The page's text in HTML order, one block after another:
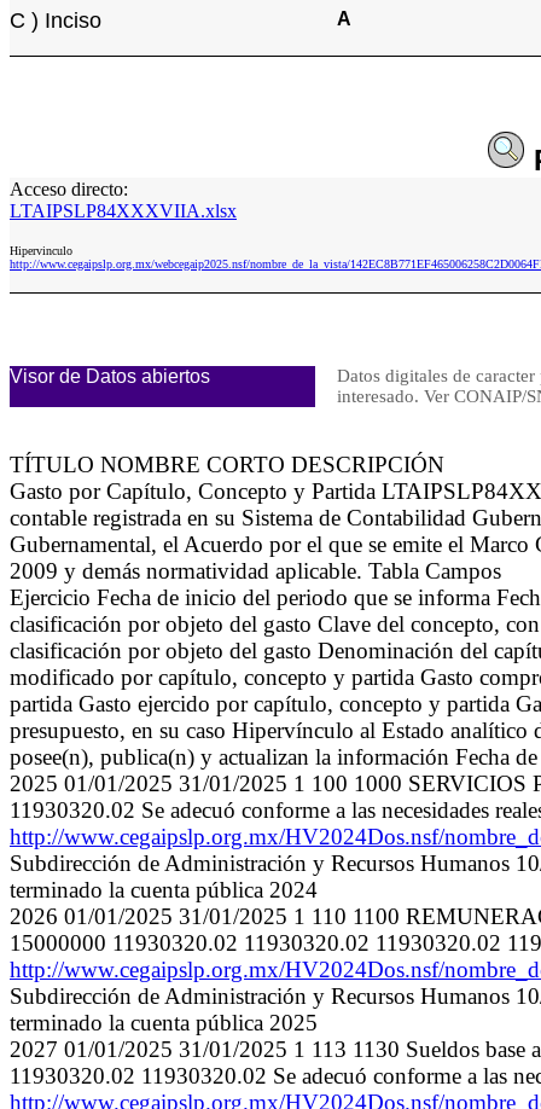
C ) Inciso A
Acceso directo:
LTAIPSLP84XXXVIIA.xlsx
Hipervinculo
http://www.cegaipslp.org.mx/webcegaip2025.nsf/nombre_de_la_vista/
Visor de Datos abiertos
Datos digitales de
interesado. Ver CONAIP/
TÍTULO NOMBRE CORTO DESCRIPCIÓN
Gasto por Capítulo, Concepto y Partida
contable registrada en su Sistema de Contabilidad
Gubernamental, el Acuerdo por el que se emite el
2009 y demás normatividad aplicable. Tabla Campos
Ejercicio Fecha de inicio del periodo que se informa
clasificación por objeto del gasto Clave del concepto,
clasificación por objeto del gasto Denominación del
modificado por capítulo, concepto y partida Gasto
partida Gasto ejercido por capítulo, concepto y partida
presupuesto, en su caso Hipervínculo al Estado analítico
posee(n), publica(n) y actualizan la información Fecha
2025 01/01/2025 31/01/2025 1 100 1000
11930320.02 Se adecuó conforme a las necesidades
http://www.cegaipslp.org.mx/HV2024Dos.nsf/
Subdirección de Administración y Recursos Humanos
terminado la cuenta pública 2024
2026 01/01/2025 31/01/2025 1 110 1100
15000000 11930320.02 11930320.02 11930320.02
http://www.cegaipslp.org.mx/HV2024Dos.nsf/
Subdirección de Administración y Recursos Humanos
terminado la cuenta pública 2025
2027 01/01/2025 31/01/2025 1 113 1130 Sueldos
11930320.02 11930320.02 Se adecuó conforme a las
http://www.cegaipslp.org.mx/HV2024Dos.nsf/